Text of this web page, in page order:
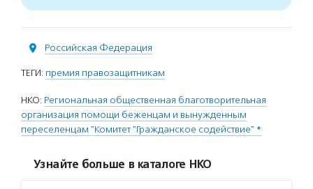
Российская Федерация
ТЕГИ: премия правозащитникам
НКО: Региональная общественная благотворительная
организация помощи беженцам и вынужденным
переселенцам "Комитет "Гражданское содействие" *
Узнайте больше в каталоге НКО